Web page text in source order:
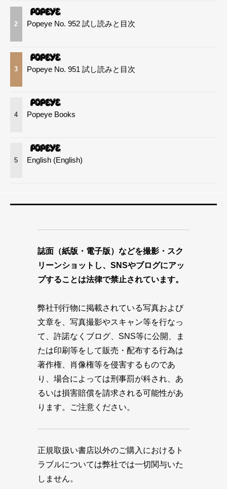
2 Popeye No. 952 試し読みと目次
3 Popeye No. 951 試し読みと目次
4 Popeye Books
5 English (English)
誌面（紙版・電子版）などを撮影・スク
リーンショットし、SNSやブログにアッ
プすることは法律で禁止されています。
弊社刊行物に掲載されている写真および
文章を、写真撮影やスキャン等を行なっ
て、許諾なくブログ、SNS等に公開、ま
たは印刷等をして販売・配布する行為は
著作権、肖像権等を侵害するものであ
り、場合によっては刑事罰が科され、あ
るいは損害賠償を請求される可能性があ
ります。ご注意ください。
正規取扱い書店以外のご購入におけるト
ラブルについては弊社では一切関与いた
しません。